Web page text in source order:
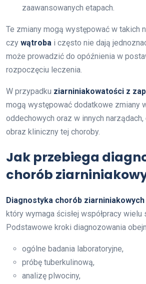
zaawansowanych etapach.
Te zmiany mogą występować w takich
czy wątroba i często nie dają
może prowadzić do opóźnienia w
rozpoczęciu leczenia.
W przypadku ziarniniakowatości z
mogą występować dodatkowe zmiany
oddechowych oraz w innych
obraz kliniczny tej choroby.
Jak przebiega
chorób
Diagnostyka chorób ziarniniakowych
który wymaga ścisłej współpracy wielu
Podstawowe kroki diagnozowania
ogólne badania laboratoryjne,
próbę tuberkulinową,
analizę plwociny,